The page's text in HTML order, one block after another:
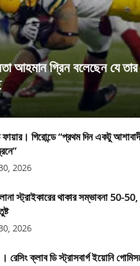
আহমান গ্রিন বলেছেন যে তার
গিরোন্ডে “প্রথম দিন একটু
2026
স্ট্রাইকারের থাকার সম্ভাবনা 50-
2026
রেসিং ক্লাব ডি স্ট্রাসবার্গ ইয়োনি